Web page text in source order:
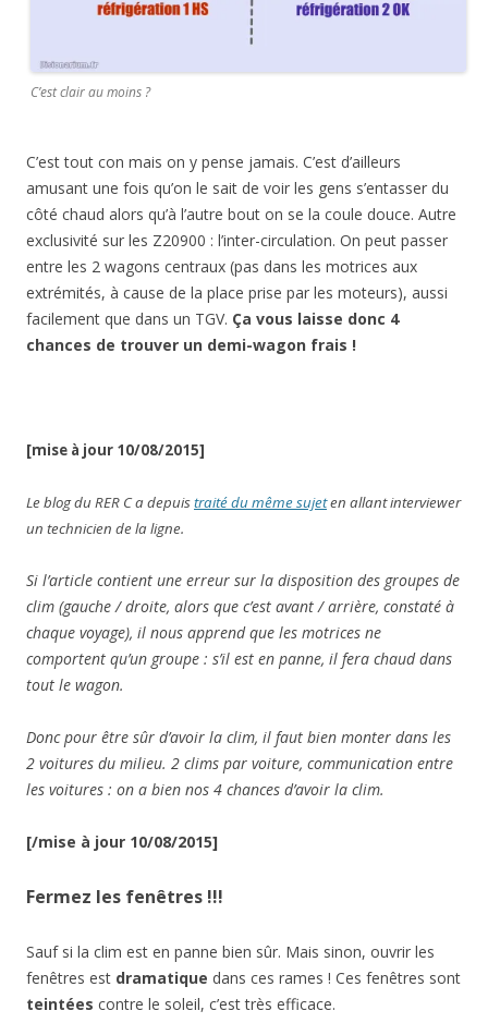
C’est clair au moins ?
C’est tout con mais on y pense jamais. C’est d’ailleurs
amusant une fois qu’on le sait de voir les gens s’entasser du
côté chaud alors qu’à l’autre bout on se la coule douce. Autre
exclusivité sur les Z20900 : l’inter-circulation. On peut passer
entre les 2 wagons centraux (pas dans les motrices aux
extrémités, à cause de la place prise par les moteurs), aussi
facilement que dans un TGV. Ça vous laisse donc 4
chances de trouver un demi-wagon frais !
[mise à jour 10/08/2015]
Le blog du RER C a depuistraité du même sujeten allant interviewer
un technicien de la ligne.
Si l’article contient une erreur sur la disposition des groupes de
clim (gauche / droite, alors que c’est avant / arrière, constaté à
chaque voyage), il nous apprend que les motrices ne
comportent qu’un groupe : s’il est en panne, il fera chaud dans
tout le wagon.
Donc pour être sûr d’avoir la clim, il faut bien monter dans les
2 voitures du milieu. 2 clims par voiture, communication entre
les voitures : on a bien nos 4 chances d’avoir la clim.
[/mise à jour 10/08/2015]
Fermez les fenêtres !!!
Sauf si la clim est en panne bien sûr. Mais sinon, ouvrir les
fenêtres est dramatique dans ces rames ! Ces fenêtres sont
teintées contre le soleil, c’est très efficace.